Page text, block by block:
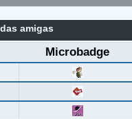
amigas
Microbadge